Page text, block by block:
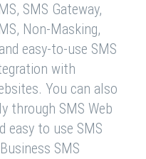
SMS Gateway,
Non-Masking,
easy-to-use SMS
with
You can also
through SMS Web
easy to use SMS
SMS